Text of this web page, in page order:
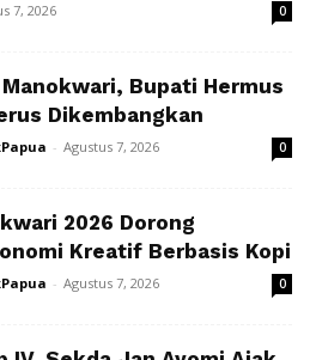
7, 2026 0
Bupati Hermus
Dikembangkan
- Agustus 7, 2026 0
2026 Dorong
Kreatif Berbasis Kopi
- Agustus 7, 2026 0